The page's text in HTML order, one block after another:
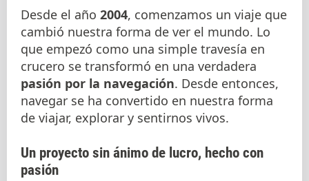
Desde el año 2004, comenzamos un viaje que
cambió nuestra forma de ver el mundo. Lo
que empezó como una simple travesía en
crucero se transformó en una verdadera
pasión por la navegación. Desde entonces,
navegar se ha convertido en nuestra forma
de viajar, explorar y sentirnos vivos.
Un proyecto sin ánimo de lucro, hecho con
pasión